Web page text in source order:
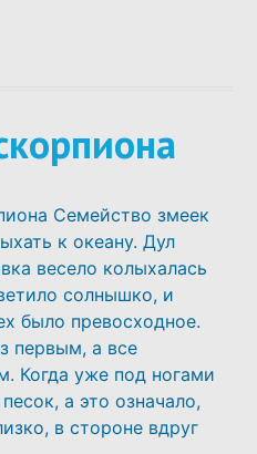
Семейство змеек
к океану. Дул
весело колыхалась
солнышко, и
было превосходное.
первым, а все
Когда уже под ногами
а это означало,
в стороне вдруг